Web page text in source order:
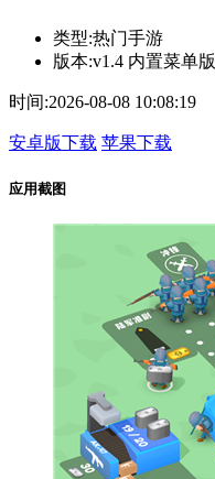
类型:热门手游
版本:v1.4 内置菜单版
时间:2026-08-08 10:08:19
安卓版下载 苹果下载
应用截图